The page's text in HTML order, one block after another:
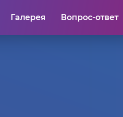
Галерея Вопрос-ответ